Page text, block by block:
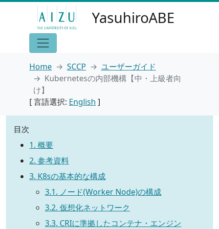
YasuhiroABE
Home SCCP
ユーザーガイド
Kubernetesの内部機構【中・上級者向
け】
[ 言語選択: English ]
目次
1. 概要
2. 参考資料
3. K8sの基本的な構成
3.1. ノード(Worker Node)の構成
3.2. 仮想化ネットワーク
3.3. CRIに準拠したコンテナ・エンジン